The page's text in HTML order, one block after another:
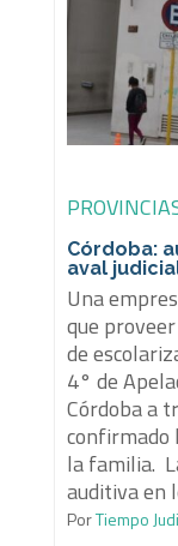
Córdoba:
aval
Una
que
de
4° de
Córdoba a
confirmado
la familia.
auditiva en
PorTiempo